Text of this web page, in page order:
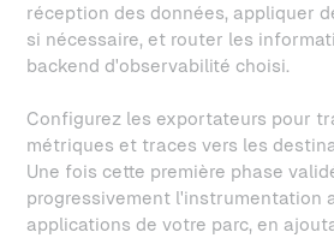
réception des données, appliquer
si nécessaire, et router les
backend d'observabilité choisi.
Configurez les exportateurs pour
métriques et traces vers les
Une fois cette première phase
progressivement l'instrumentation
applications de votre parc, en